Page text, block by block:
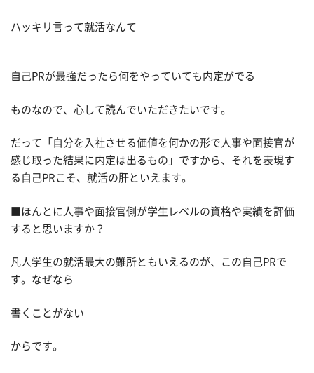
ハッキリ言って就活なんて
自己PRが最強だったら何をやっていても内定がでる
ものなので、心して読んでいただきたいです。
だって「自分を入社させる価値を何かの形で人事や面接官が
感じ取った結果に内定は出るもの」ですから、それを表現す
る自己PRこそ、就活の肝といえます。
■ほんとに人事や面接官側が学生レベルの資格や実績を評価
すると思いますか？
凡人学生の就活最大の難所ともいえるのが、この自己PRで
す。なぜなら
書くことがない
からです。